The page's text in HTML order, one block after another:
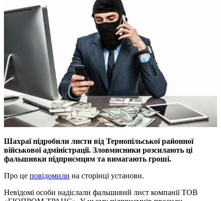
Шахраї підробили листи від Тернопільської районної
військової адміністрації. Зловмисники розсилають ці
фальшивки підприємцям та вимагають гроші.
Про це повідомили на сторінці установи.
Невідомі особи надіслали фальшивий лист компанії ТОВ